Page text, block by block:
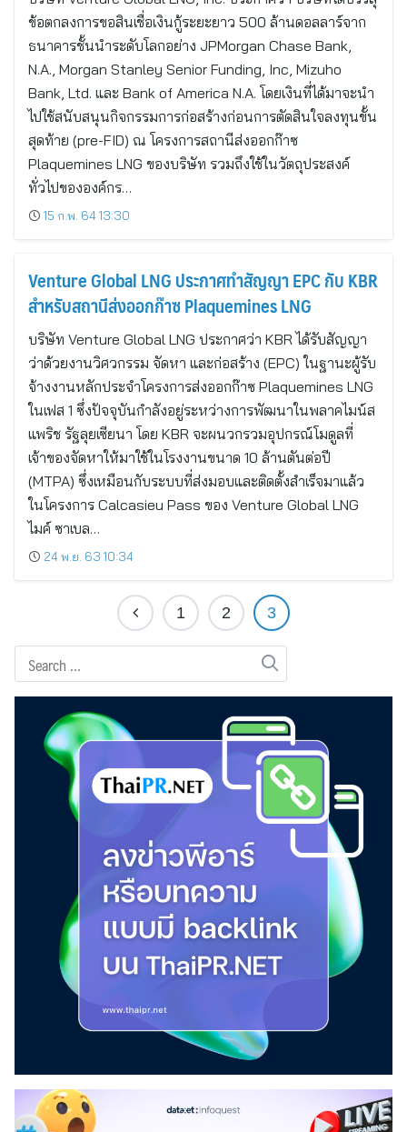
ข้อตกลงการขอสินเชื่อเงินกู้ระยะยาว 500 ล้านดอลลาร์จาก
ธนาคารชั้นนำระดับโลกอย่าง JPMorgan Chase Bank,
N.A., Morgan Stanley Senior Funding, Inc, Mizuho
Bank, Ltd. และ Bank of America N.A. โดยเงินที่ได้มาจะนำ
ไปใช้สนับสนุนกิจกรรมการก่อสร้างก่อนการตัดสินใจลงทุนขั้น
สุดท้าย (pre-FID) ณ โครงการสถานีส่งออกก๊าซ
Plaquemines LNG ของบริษัท รวมถึงใช้ในวัตถุประสงค์
ทั่วไปขององค์กร…
15 ก.พ. 64 13:30
Venture Global LNG ประกาศทำสัญญา EPC กับ KBR
สำหรับสถานีส่งออกก๊าซ Plaquemines LNG
บริษัท Venture Global LNG ประกาศว่า KBR ได้รับสัญญา
ว่าด้วยงานวิศวกรรม จัดหา และก่อสร้าง (EPC) ในฐานะผู้รับ
จ้างงานหลักประจำโครงการส่งออกก๊าซ Plaquemines LNG
ในเฟส 1 ซึ่งปัจจุบันกำลังอยู่ระหว่างการพัฒนาในพลาคไมน์ส
แพริช รัฐลุยเซียนา โดย KBR จะผนวกรวมอุปกรณ์โมดูลที่
เจ้าของจัดหาให้มาใช้ในโรงงานขนาด 10 ล้านตันต่อปี
(MTPA) ซึ่งเหมือนกับระบบที่ส่งมอบและติดตั้งสำเร็จมาแล้ว
ในโครงการ Calcasieu Pass ของ Venture Global LNG
ไมค์ ซาเบล…
24 พ.ย. 63 10:34
1 2 3